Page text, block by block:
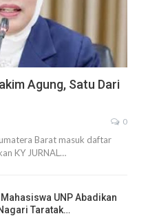
Agung, Satu Dari
0
Barat masuk daftar
KY JURNAL…
UNP Abadikan
Taratak…